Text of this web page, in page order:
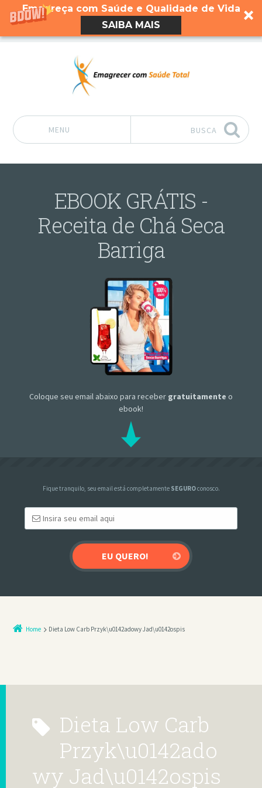
Emagreça com Saúde e Qualidade de Vida
SAIBA MAIS
MENU BUSCA
EBOOK GRÁTIS -
Receita de Chá Seca
Barriga
Coloque seu email abaixo para receber gratuitamente o
ebook!
Fique tranquilo, seu email está completamente SEGUROconosco.
Home Dieta Low Carb Przyk\u0142adowy Jad\u0142ospis
Dieta Low Carb
Przyk\u0142ado
wy Jad\u0142ospis